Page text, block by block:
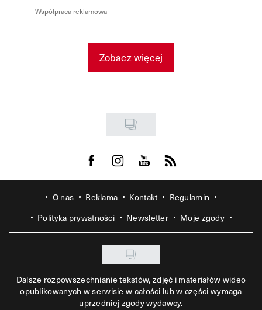
Współpraca reklamowa
Zobacz więcej
Visit us on Facebook
Visit us on Instagram
Visit us on Youtube
Visit us on Rss
O nas Reklama Kontakt
Regulamin
Polityka prywatności
Newsletter Moje zgody
Dalsze rozpowszechnianie tekstów, zdjęć i materiałów wideo
opublikowanych w serwisie w całości lub w części wymaga
uprzedniej zgody wydawcy.